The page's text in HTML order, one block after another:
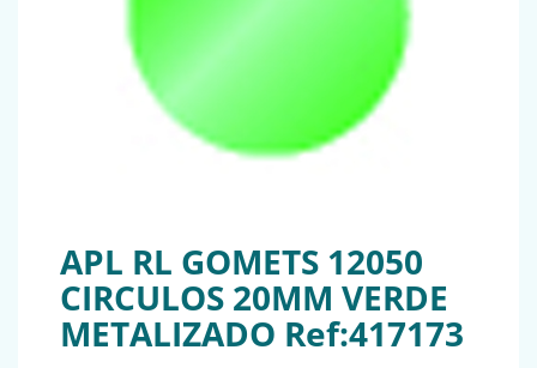
APL RL GOMETS 12050
CIRCULOS 20MM VERDE
METALIZADO Ref:417173